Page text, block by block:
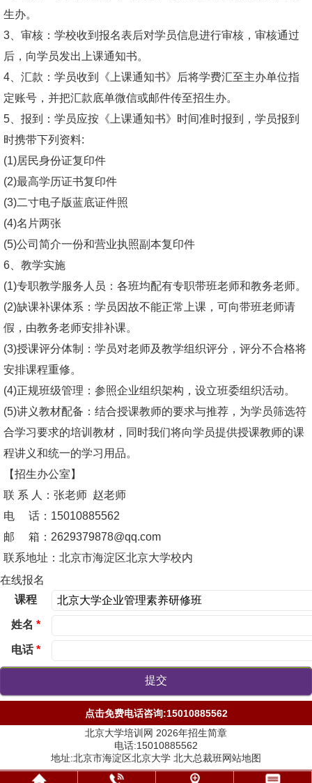
生办。
3、审核：学校收到报名表后对学员信息进行审核，审核通过
后，向学员发出上课通知书。
4、汇款：学员收到《上课通知书》后将学费汇至主办单位指
定账号，并把汇款底单微信或邮件传至招生办。
5、报到：学员应按《上课通知书》时间准时报到，学员报到
时携带下列资料:
(1)居民身份证复印件
(2)最高学历证书复印件
(3)二寸电子版蓝底证件照
(4)名片两张
(5)公司简介一份和营业执照副本复印件
6、教学实施
(1)专职教学服务人员：各班均配有专职带班老师和教务老师。
(2)缺课补课体系：学员因故不能正常上课，可向带班老师请
假，由教务老师安排补课。
(3)授课评分体制：学员对老师及教学组织评分，评分不合格将
安排课程重修。
(4)正规班级管理：参照企业组织架构，设立班委组织活动。
(5)讲义教材配备：结合授课教师的要求与推荐，为学员筛选符
合学习要求的培训教材，同时我们将向学员提供授课教师的课
程讲义和统一的学习用品。
【招生办公室】
联 系 人：张老师 赵老师
电 话：15010885562
邮 箱：2629379878@qq.com
联系地址：北京市海淀区北京大学校内
在线报名
课程
姓名 *
电话*
点击免费电话咨询:15010885562
北京大学培训网 2026年招生简章
电话:15010885562
地址:北京市海淀区北京大学 北大总裁班网站地图